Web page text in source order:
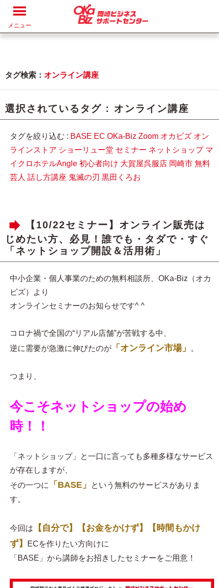
メニュー
タグ検索： オンライン講座
選択されているタグ : オンライン講座
タグを絞り込む : BASE EC OKa-Biz Zoom オカビズ オン
ラインストア ショーリュー堂 セミナー ネットショップ マ
イクロホテルAngle 初心者向け 大賀屋呉服店 岡崎市 無料
芸人 話し方講座 鬼滅の刃 黒田くろお
【10/22セミナー】オンライン販売は
じめたい方、必見！誰でも・タダで・すぐ
「ネットショップ開設＆活用術」
中小企業・個人事業のための無料相談所、OKa-Biz（オカ
ビズ）より
オンラインセミナーのお知らせです^ ^
コロナ禍で全国の“リアル店舗”が苦戦する中、
逆に需要が急激に伸びたのが 「オンライン市場」 。
つまり、
今こそネットショップの始め
時！！
「ネットショップ」と一口に言っても多種多様なサービス
が存在しますが、
その一つに
「BASE」
という無料のサービスがありま
す。
今回は
【自分で】【お金をかけず】【時間もかけ
ず】
ECを作りたい方向けに
「BASE」から講師をお招きしたセミナーをご用意！